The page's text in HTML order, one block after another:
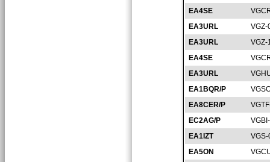
EA4SE
EA3URL
VGZ-
EA3URL
VGZ-
EA4SE
EA3URL
EA1BQR/P
EA8CER/P
EC2AG/P
EA1IZT
EA5ON